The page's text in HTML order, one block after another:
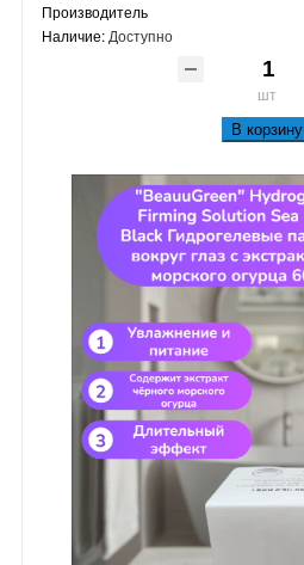
Производитель
Наличие: Доступно
шт
В корзину